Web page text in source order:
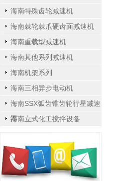
海南特殊齿轮减速机
海南棘轮棘爪硬齿面减速机
海南重载型减速机
海南其他系列减速机
海南机架系列
海南三相异步电动机
海南SSX弧齿锥齿轮行星减速
器
海南立式化工搅拌设备